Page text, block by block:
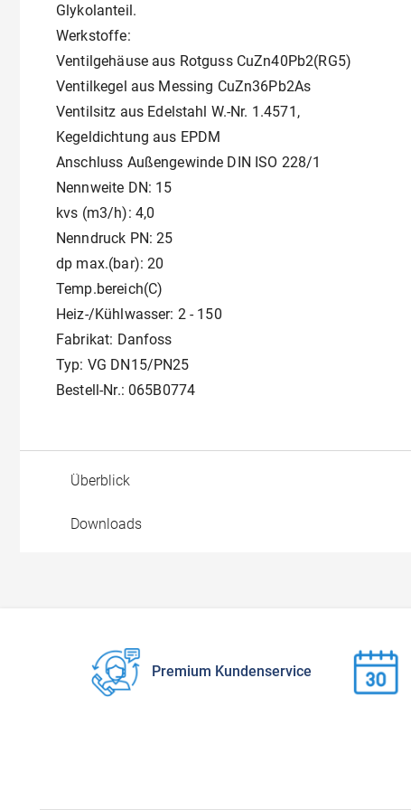
Glykolanteil.
Werkstoffe:
Ventilgehäuse aus Rotguss CuZn40Pb2(RG5)
Ventilkegel aus Messing CuZn36Pb2As
Ventilsitz aus Edelstahl W.-Nr. 1.4571,
Kegeldichtung aus EPDM
Anschluss Außengewinde DIN ISO 228/1
Nennweite DN: 15
kvs (m3/h): 4,0
Nenndruck PN: 25
dp max.(bar): 20
Temp.bereich(C)
Heiz-/Kühlwasser: 2 - 150
Fabrikat: Danfoss
Typ: VG DN15/PN25
Bestell-Nr.: 065B0774
Überblick
Downloads
Premium Kundenservice